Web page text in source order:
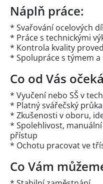
Náplň práce:
* Svařování ocelových
* Práce s technickými
* Kontrola kvality
* Spolupráce s týmem a
Co od Vás
* Vyučení nebo SŠ v
* Platný svářečský
* Zkušenosti v oboru,
* Spolehlivost,
přístup
* Ochotu pracovat ve
Co Vám